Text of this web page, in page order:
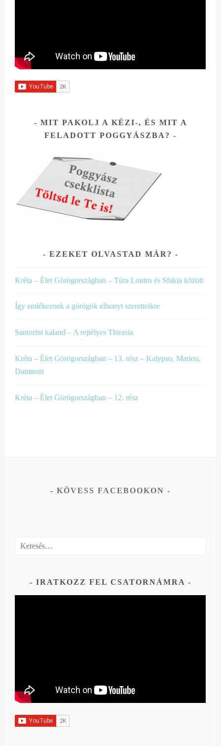
MIT PAKOLJ A KÉZI-, ÉS MIT A
FELADOTT POGGYÁSZBA?
EZEKET OLVASTAD MÁR?
Kréta – Élet Görögországban – Túra Loutro és Sfakia között
Így emlékeznek a görögök elhunyt szeretteikre
Santorini kaland – A rejtélyes Thirasia
Kréta – Élet Görögországban – 13. rész – Kalypso, Mariou,
Damnoni
Kréta – Élet Görögországban – 12. rész
KÖVESS FACEBOOKON
Keresés:
IRATKOZZ FEL CSATORNÁMRA